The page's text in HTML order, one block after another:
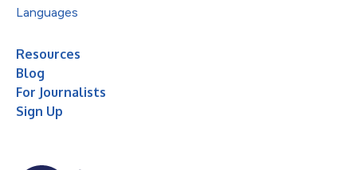
Languages
Resources
Blog
For Journalists
Sign Up